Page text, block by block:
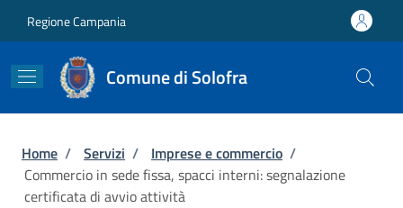
Regione Campania
Comune di Solofra
Briciole di pane
Home / Servizi / Imprese e commercio /
Commercio in sede fissa, spacci interni: segnalazione
certificata di avvio attività